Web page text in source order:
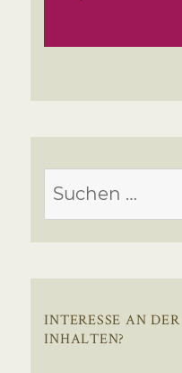
Suchen
nach:
INTERESSE AN
INHALTEN?